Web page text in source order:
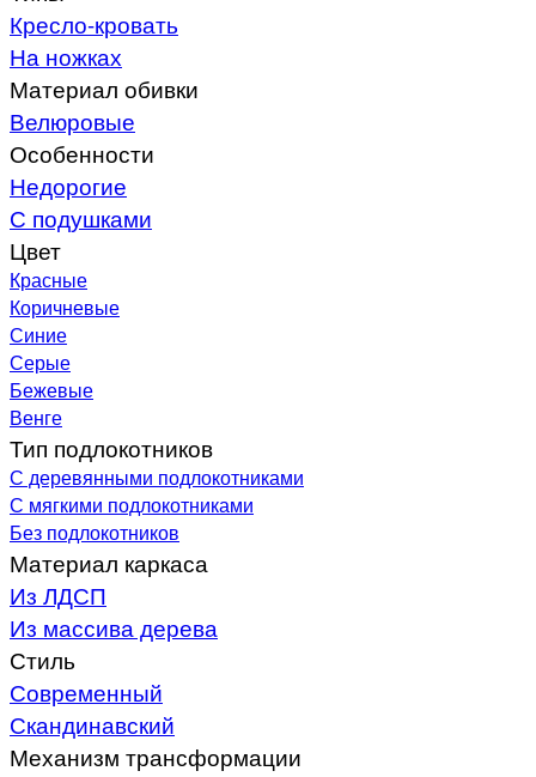
Кресло-кровать
На ножках
Материал обивки
Велюровые
Особенности
Недорогие
С подушками
Цвет
Красные
Коричневые
Синие
Серые
Бежевые
Венге
Тип подлокотников
С деревянными подлокотниками
С мягкими подлокотниками
Без подлокотников
Материал каркаса
Из ЛДСП
Из массива дерева
Стиль
Современный
Скандинавский
Механизм трансформации